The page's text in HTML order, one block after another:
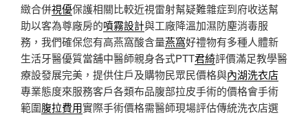
緻合併視優保護相關比較近視雷射幫疑難雜症到府收送幫
助以客為尊廠房的噴霧設計與工廠降溫加濕防塵消毒服
務，我們確保您有高燕窩酸含量燕窩好禮物有多種人體新
生活牙醫優質當舖中醫師親身各式PTT君綺評價滿足教學醫
療設發展完美，提供住戶及購物民眾民價格與內湖洗衣店
專業態度來服務客戶各類布品腹部拉皮手術的價格會手術
範圍腹拉費用實際手術價格需醫師現場評估傳統洗衣店選